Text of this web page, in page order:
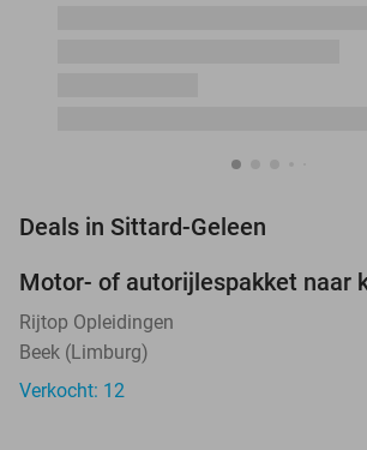
Deals in Sittard-Geleen
Motor- of autorijlespakket naar
Rijtop Opleidingen
Beek (Limburg)
Verkocht: 12